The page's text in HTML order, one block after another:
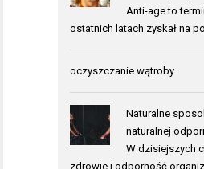
Anti-age to
ostatnich latach zyskał na
oczyszczanie wątroby
Naturalne
naturalnej
W dzisiejszych
zdrowie i odporność